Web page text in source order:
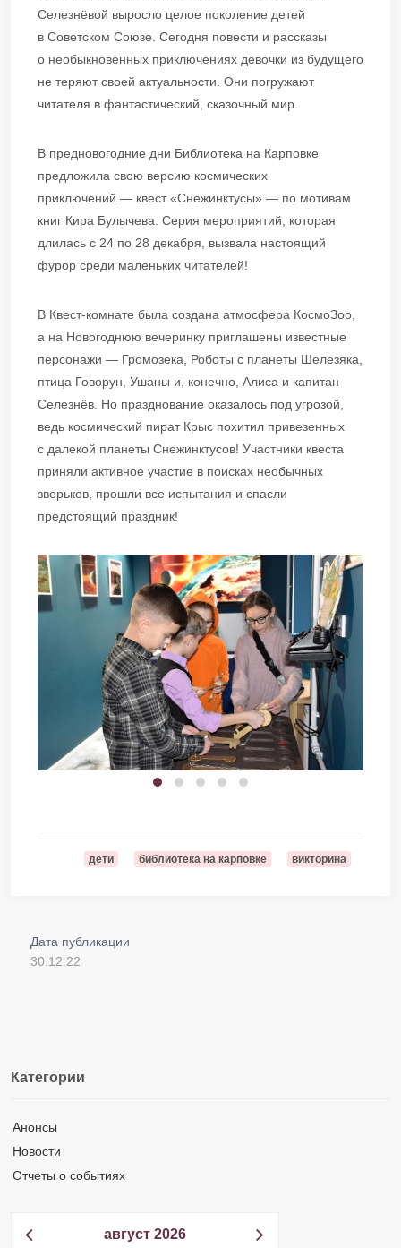
Селезнёвой выросло целое поколение детей
в Советском Союзе. Сегодня повести и рассказы
о необыкновенных приключениях девочки из будущего
не теряют своей актуальности. Они погружают
читателя в фантастический, сказочный мир.
В предновогодние дни Библиотека на Карповке
предложила свою версию космических
приключений — квест «Снежинктусы» — по мотивам
книг Кира Булычева. Серия мероприятий, которая
длилась с 24 по 28 декабря, вызвала настоящий
фурор среди маленьких читателей!
В Квест-комнате была создана атмосфера КосмоЗоо,
а на Новогоднюю вечеринку приглашены известные
персонажи — Громозека, Роботы с планеты Шелезяка,
птица Говорун, Ушаны и, конечно, Алиса и капитан
Селезнёв. Но празднование оказалось под угрозой,
ведь космический пират Крыс похитил привезенных
с далекой планеты Снежинктусов! Участники квеста
приняли активное участие в поисках необычных
зверьков, прошли все испытания и спасли
предстоящий праздник!
дети библиотека на карповке викторина
Дата публикации
30.12.22
Категории
Анонсы
Новости
Отчеты о событиях
август 2026